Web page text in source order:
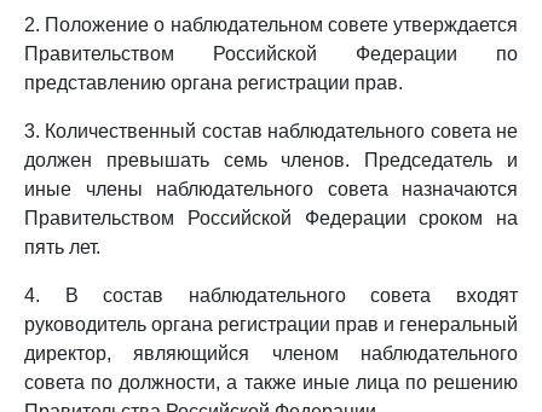
2. Положение о наблюдательном совете утверждается
Правительством Российской Федерации по
представлению органа регистрации прав.
3. Количественный состав наблюдательного совета не
должен превышать семь членов. Председатель и
иные члены наблюдательного совета назначаются
Правительством Российской Федерации сроком на
пять лет.
4. В состав наблюдательного совета входят
руководитель органа регистрации прав и генеральный
директор, являющийся членом наблюдательного
совета по должности, а также иные лица по решению